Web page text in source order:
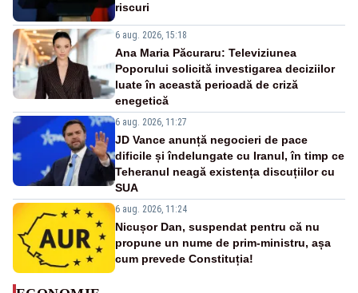
riscuri
6 aug. 2026, 15:18
Ana Maria Păcuraru: Televiziunea
Poporului solicită investigarea deciziilor
luate în această perioadă de criză
enegetică
6 aug. 2026, 11:27
JD Vance anunță negocieri de pace
dificile și îndelungate cu Iranul, în timp ce
Teheranul neagă existența discuțiilor cu
SUA
6 aug. 2026, 11:24
Nicușor Dan, suspendat pentru că nu
propune un nume de prim-ministru, așa
cum prevede Constituția!